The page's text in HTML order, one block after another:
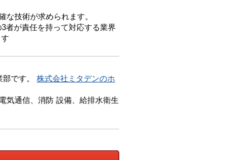
技術が求められます。
者が責任を持って対応する業界
です。 株式会社ミタデンのホ
気通信、消防 設備、給排水衛生